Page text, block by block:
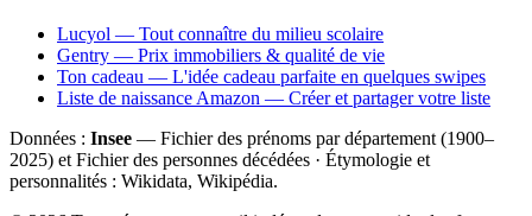
Lucyol — Tout connaître du milieu scolaire
Gentry — Prix immobiliers & qualité de vie
Ton cadeau — L'idée cadeau parfaite en quelques swipes
Liste de naissance Amazon — Créer et partager votre liste
Données : Insee — Fichier des prénoms par département (1900–
2025) et Fichier des personnes décédées · Étymologie et
personnalités : Wikidata, Wikipédia.